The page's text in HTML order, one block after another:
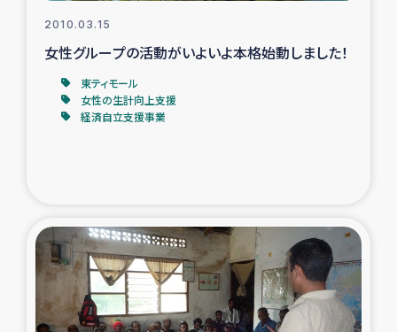
2010.03.15
女性グループの活動がいよいよ本格始動しました！
東ティモール
女性の生計向上支援
経済自立支援事業